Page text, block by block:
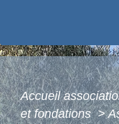
Accueil
et fondations>